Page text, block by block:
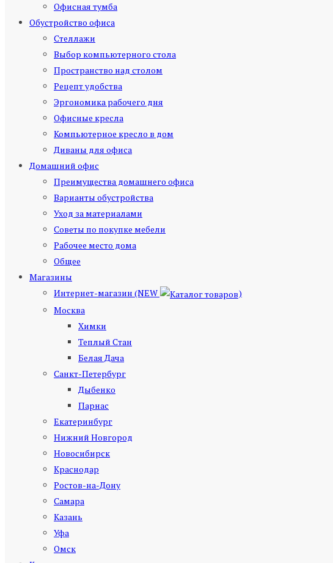
Офисная тумба
Обустройство офиса
Стеллажи
Выбор компьютерного стола
Пространство над столом
Рецепт удобства
Эргономика рабочего дня
Офисные кресла
Компьютерное кресло в дом
Диваны для офиса
Домашний офис
Преимущества домашнего офиса
Варианты обустройства
Уход за материалами
Советы по покупке мебели
Рабочее место дома
Общее
Магазины
Интернет-магазин (NEW
)
Москва
Химки
Теплый Стан
Белая Дача
Санкт-Петербург
Дыбенко
Парнас
Екатеринбург
Нижний Новгород
Новосибирск
Краснодар
Ростов-на-Дону
Самара
Казань
Уфа
Омск